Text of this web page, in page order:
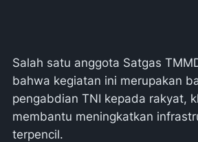
Salah satu anggota Satgas
bahwa kegiatan ini merupakan
pengabdian TNI kepada rakyat,
membantu meningkatkan
terpencil.